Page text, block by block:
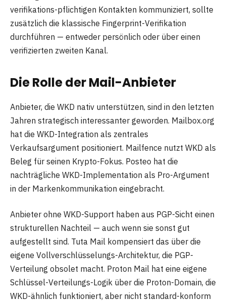
verifikations-pflichtigen Kontakten kommuniziert, sollte
zusätzlich die klassische Fingerprint-Verifikation
durchführen — entweder persönlich oder über einen
verifizierten zweiten Kanal.
Die Rolle der Mail-Anbieter
Anbieter, die WKD nativ unterstützen, sind in den letzten
Jahren strategisch interessanter geworden. Mailbox.org
hat die WKD-Integration als zentrales
Verkaufsargument positioniert. Mailfence nutzt WKD als
Beleg für seinen Krypto-Fokus. Posteo hat die
nachträgliche WKD-Implementation als Pro-Argument
in der Markenkommunikation eingebracht.
Anbieter ohne WKD-Support haben aus PGP-Sicht einen
strukturellen Nachteil — auch wenn sie sonst gut
aufgestellt sind. Tuta Mail kompensiert das über die
eigene Vollverschlüsselungs-Architektur, die PGP-
Verteilung obsolet macht. Proton Mail hat eine eigene
Schlüssel-Verteilungs-Logik über die Proton-Domain, die
WKD-ähnlich funktioniert, aber nicht standard-konform